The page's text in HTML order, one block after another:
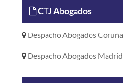
CTJ Abogados
Despacho Abogados Coruña
Despacho Abogados Madrid